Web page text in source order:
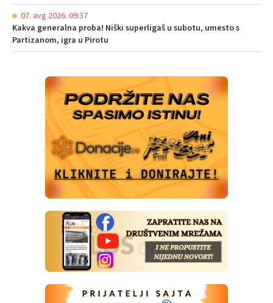
07. avg 2026. 09:37
Kakva generalna proba! Niški superligaš u subotu, umesto s
Partizanom, igra u Pirotu